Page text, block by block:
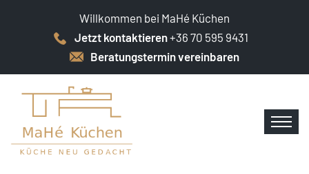
Willkommen bei MaHé Küchen
Jetzt kontaktieren+36 70 595 9431
Beratungstermin vereinbaren